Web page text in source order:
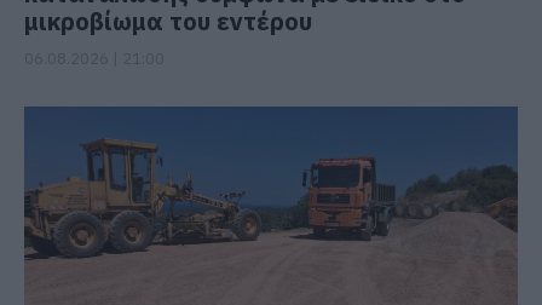
μικροβίωμα του εντέρου